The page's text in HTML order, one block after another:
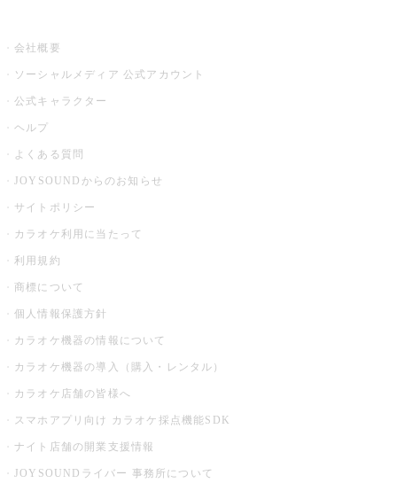
会社概要
ソーシャルメディア 公式アカウント
公式キャラクター
ヘルプ
よくある質問
JOYSOUNDからのお知らせ
サイトポリシー
カラオケ利用に当たって
利用規約
商標について
個人情報保護方針
カラオケ機器の情報について
カラオケ機器の導入（購入・レンタル）
カラオケ店舗の皆様へ
スマホアプリ向け カラオケ採点機能SDK
ナイト店舗の開業支援情報
JOYSOUNDライバー 事務所について